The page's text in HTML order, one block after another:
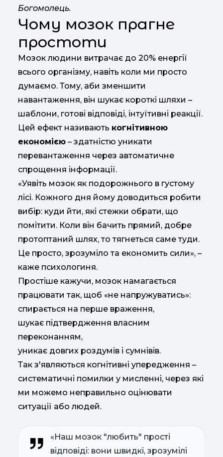
Богомолець.
Чому мозок прагне
простоти
Мозок людини витрачає до 20% енергії
всього організму, навіть коли ми просто
думаємо. Тому, аби зменшити
навантаження, він шукає короткі шляхи –
шаблони, готові відповіді, інтуїтивні реакції.
Цей ефект називають когнітивною
економією – здатністю уникати
перевантаження через автоматичне
спрощення інформації.
«Уявіть мозок як подорожнього в густому
лісі. Кожного дня йому доводиться робити
вибір: куди йти, які стежки обрати, що
помітити. Коли він бачить прямий, добре
протоптаний шлях, то тягнеться саме туди.
Це просто, зрозуміло та економить сили», –
каже психологиня.
Простіше кажучи, мозок намагається
працювати так, щоб «не напружуватись»:
спирається на перше враження,
шукає підтвердження власним
переконанням,
уникає довгих роздумів і сумнівів.
Так з'являються когнітивні упередження –
систематичні помилки у мисленні, через які
ми можемо неправильно оцінювати
ситуації або людей.
«Наш мозок "любить" прості
відповіді: вони швидкі, зрозумілі